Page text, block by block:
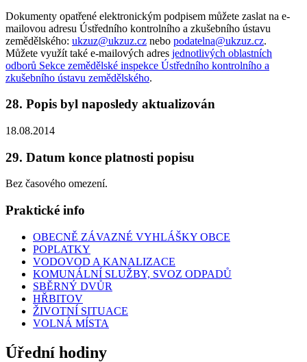
Dokumenty opatřené elektronickým podpisem můžete zaslat na e-
mailovou adresu Ústředního kontrolního a zkušebního ústavu
zemědělského: ukzuz@ukzuz.cz nebo podatelna@ukzuz.cz.
Můžete využít také e-mailových adres jednotlivých oblastních
odborů Sekce zemědělské inspekce Ústředního kontrolního a
zkušebního ústavu zemědělského.
28. Popis byl naposledy aktualizován
18.08.2014
29. Datum konce platnosti popisu
Bez časového omezení.
Praktické info
OBECNĚ ZÁVAZNÉ VYHLÁŠKY OBCE
POPLATKY
VODOVOD A KANALIZACE
KOMUNÁLNÍ SLUŽBY, SVOZ ODPADŮ
SBĚRNÝ DVŮR
HŘBITOV
ŽIVOTNÍ SITUACE
VOLNÁ MÍSTA
Úřední hodiny